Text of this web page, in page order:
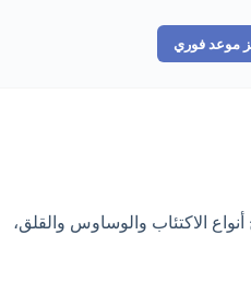
موعد فوري
الاكتئاب والوساوس والقلق،